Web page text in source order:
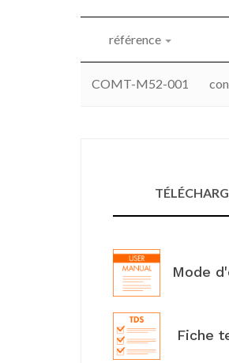
référence
COMT-M52-001
Mode
Fiche